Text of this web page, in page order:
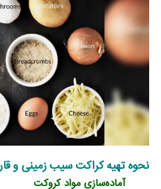
نحوه تهیه کراکت سیب زمینی و
آماده‌سازی مواد کروکت